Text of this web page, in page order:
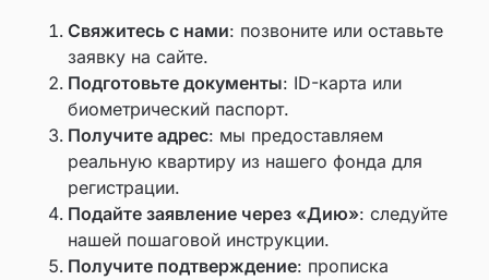
Свяжитесь с нами: позвоните или оставьте
заявку на сайте.
Подготовьте документы: ID-карта или
биометрический паспорт.
Получите адрес: мы предоставляем
реальную квартиру из нашего фонда для
регистрации.
Подайте заявление через «Дию»: следуйте
нашей пошаговой инструкции.
Получите подтверждение: прописка